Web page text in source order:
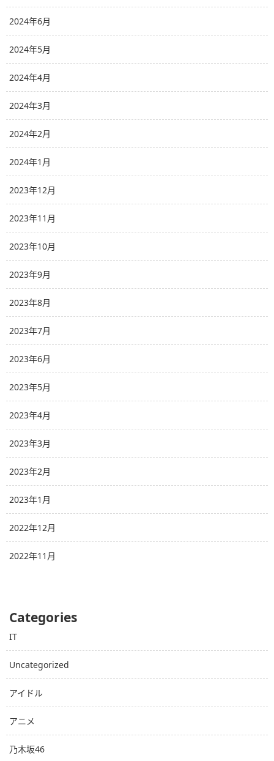
2024年6月
2024年5月
2024年4月
2024年3月
2024年2月
2024年1月
2023年12月
2023年11月
2023年10月
2023年9月
2023年8月
2023年7月
2023年6月
2023年5月
2023年4月
2023年3月
2023年2月
2023年1月
2022年12月
2022年11月
Categories
IT
Uncategorized
アイドル
アニメ
乃木坂46